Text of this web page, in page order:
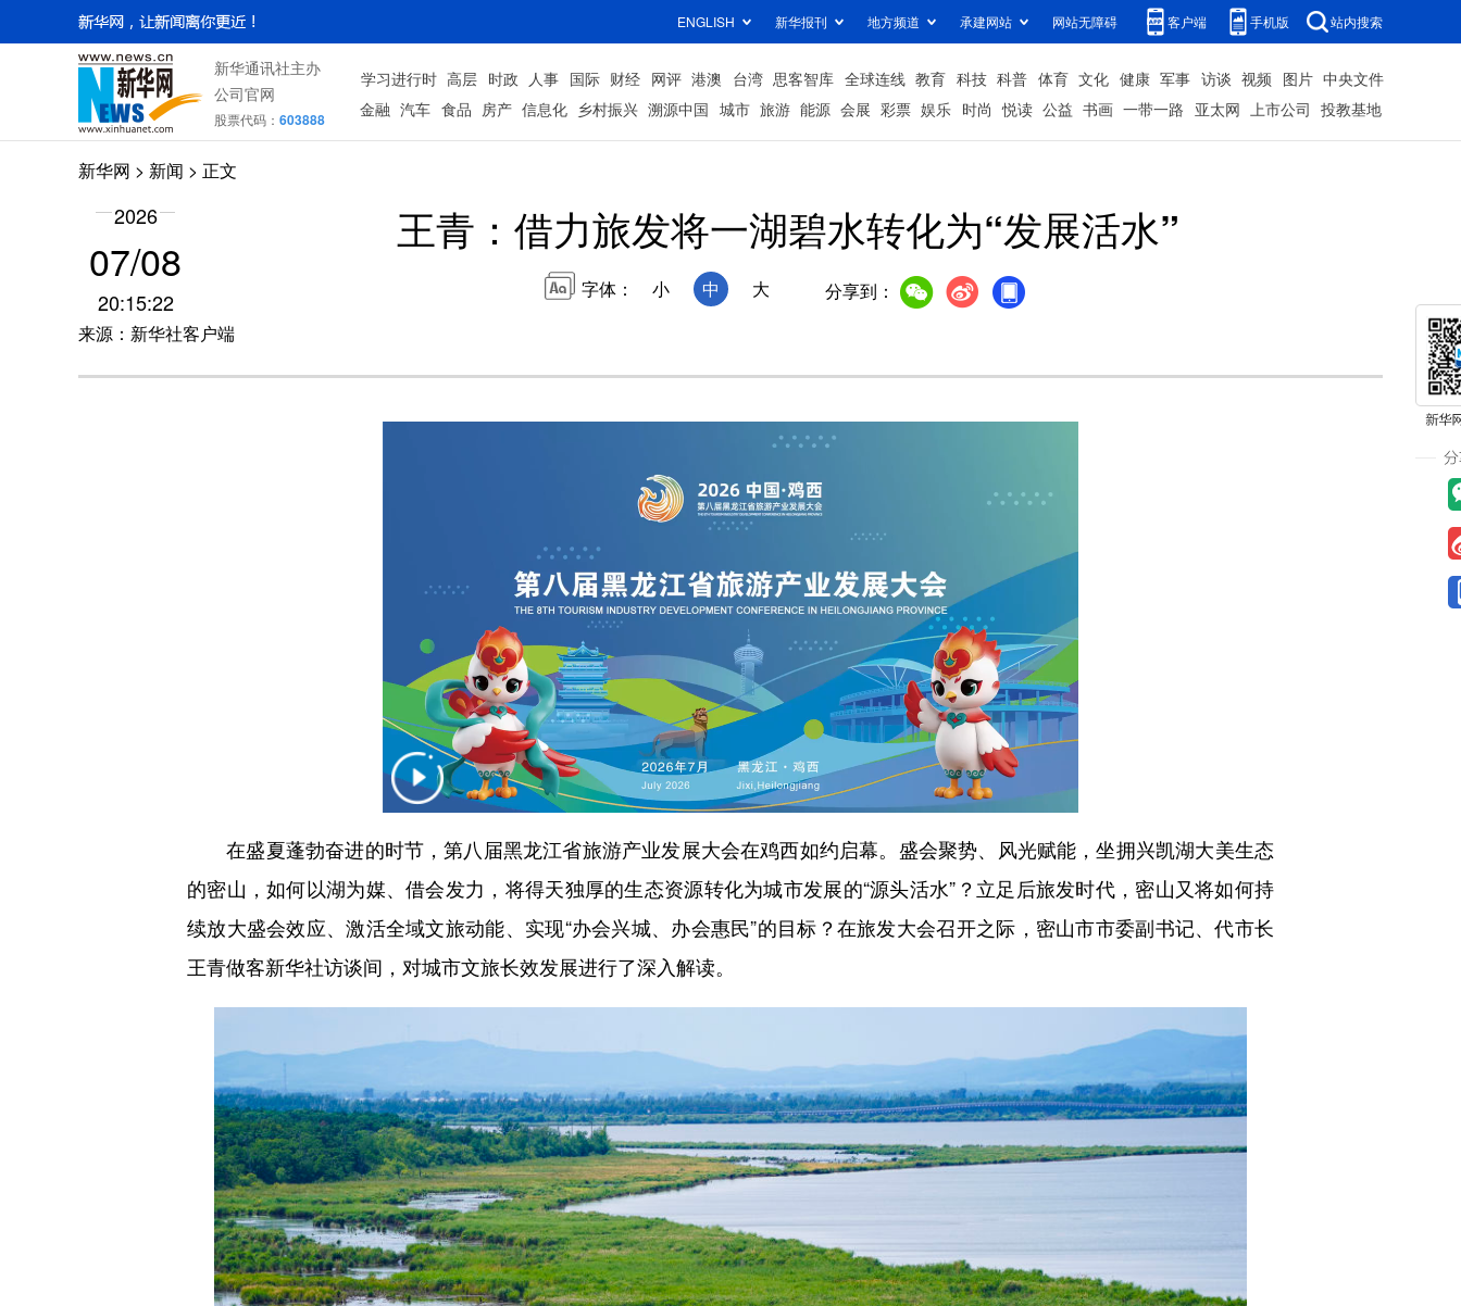
ENGLISH 新华报刊 地方频道 承建网站 网站无障碍 客户端 手机版 站内搜索
新华通讯社主办
公司官网
股票代码： 603888
学习进行时 高层 时政 人事 国际 财经 网评 港澳 台湾 思客智库 全球连线 教育 科技 科普 体育 文化 健康 军事 访谈 视频 图片 中央文件
金融 汽车 食品 房产 信息化 乡村振兴 溯源中国 城市 旅游 能源 会展 彩票 娱乐 时尚 悦读 公益 书画 一带一路 亚太网 上市公司 投教基地
新华网 > 新闻 > 正文
2026
07/08
20:15:22
来源：新华社客户端
王青：借力旅发将一湖碧水转化为“发展活水”
字体： 小 中 大 分享到：
在盛夏蓬勃奋进的时节，第八届黑龙江省旅游产业发展大会在鸡西如约启幕。盛会聚势、风光赋能，坐拥兴凯湖大美生态
的密山，如何以湖为媒、借会发力，将得天独厚的生态资源转化为城市发展的“源头活水”？立足后旅发时代，密山又将如何持
续放大盛会效应、激活全域文旅动能、实现“办会兴城、办会惠民”的目标？在旅发大会召开之际，密山市市委副书记、代市长
王青做客新华社访谈间，对城市文旅长效发展进行了深入解读。